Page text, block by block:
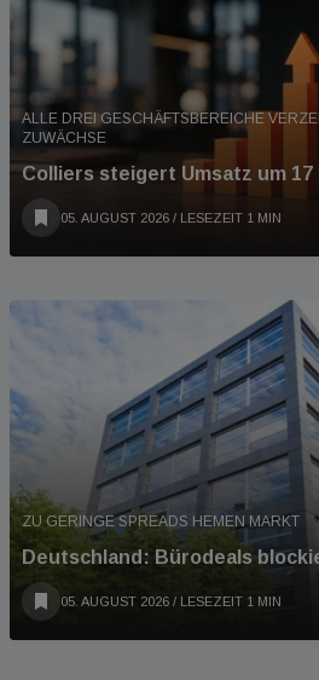
ALLE DREI GESCHÄFTSBEREICHE
ZUWÄCHSE
Colliers steigert Umsatz um 17
05. AUGUST 2026 / LESEZEIT 1 MIN
ZU GERINGE SPREADS HEMEN MARKT
Deutschland: Bürodeals
05. AUGUST 2026 / LESEZEIT 1 MIN